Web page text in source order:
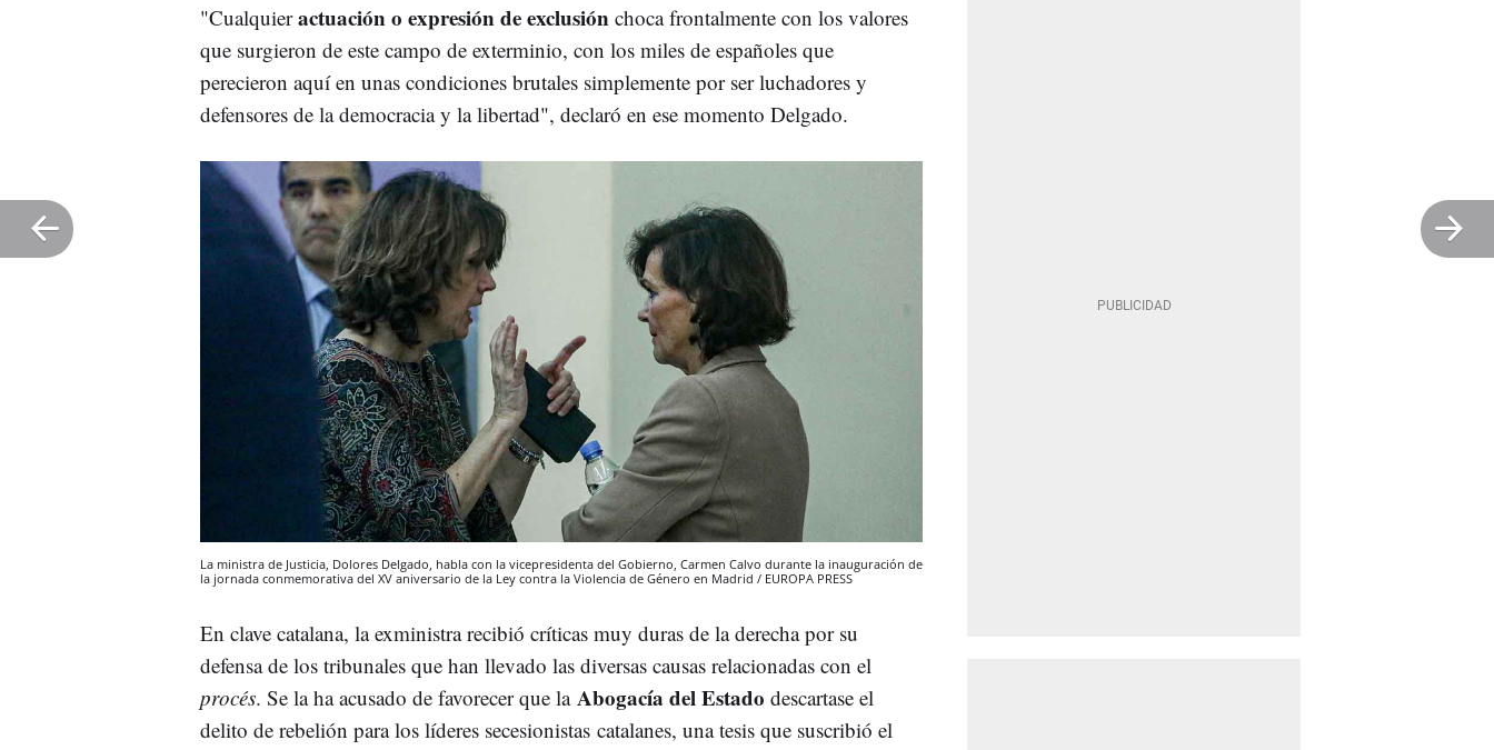
"Cualquieractuación o expresión de exclusión choca frontalmente con los valores
que surgieron de este campo de exterminio, con los miles de españoles que
perecieron aquí en unas condiciones brutales simplemente por ser luchadores y
defensores de la democracia y la libertad", declaró en ese momento Delgado.
La ministra de Justicia, Dolores Delgado, habla con la vicepresidenta del Gobierno, Carmen Calvo durante la inauguración de
la jornada conmemorativa del XV aniversario de la Ley contra la Violencia de Género en Madrid / EUROPA PRESS
En clave catalana, la exministra recibió críticas muy duras de la derecha por su
defensa de los tribunales que han llevado las diversas causas relacionadas con el
procés. Se la ha acusado de favorecer que la Abogacía del Estado descartase el
delito de rebelión para los líderes secesionistas catalanes, una tesis que suscribió el